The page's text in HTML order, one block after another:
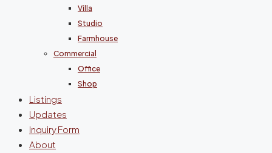
Villa
Studio
Farmhouse
Commercial
Office
Shop
Listings
Updates
Inquiry Form
About